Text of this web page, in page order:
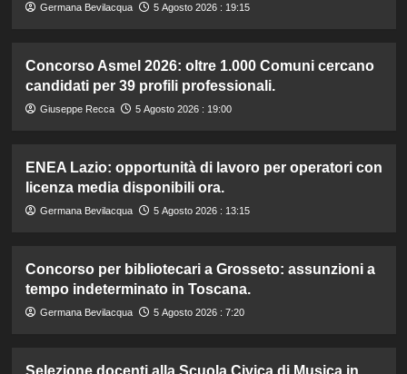
Germana Bevilacqua 5 Agosto 2026 : 19:15
Concorso Asmel 2026: oltre 1.000 Comuni cercano
candidati per 39 profili professionali.
Giuseppe Recca 5 Agosto 2026 : 19:00
ENEA Lazio: opportunità di lavoro per operatori con
licenza media disponibili ora.
Germana Bevilacqua 5 Agosto 2026 : 13:15
Concorso per bibliotecari a Grosseto: assunzioni a
tempo indeterminato in Toscana.
Germana Bevilacqua 5 Agosto 2026 : 7:20
Selezione docenti alla Scuola Civica di Musica in